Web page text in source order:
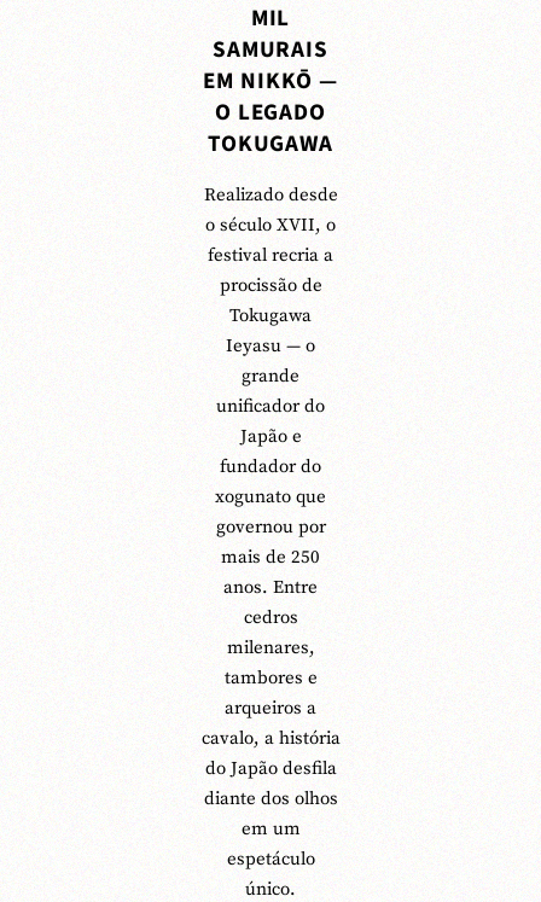
MIL
SAMURAIS
EM NIKKŌ —
O LEGADO
TOKUGAWA
Realizado desde
o século XVII, o
festival recria a
procissão de
Tokugawa
Ieyasu — o
grande
unificador do
Japão e
fundador do
xogunato que
governou por
mais de 250
anos. Entre
cedros
milenares,
tambores e
arqueiros a
cavalo, a história
do Japão desfila
diante dos olhos
em um
espetáculo
único.